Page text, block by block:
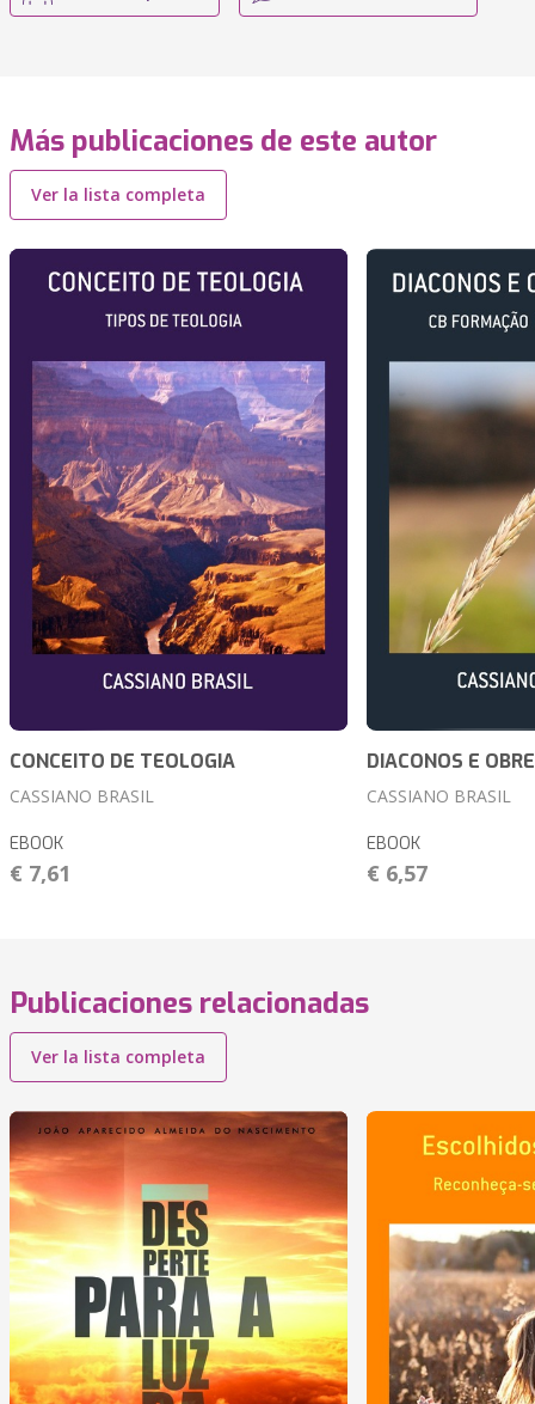
Más publicaciones de este autor
Ver la lista completa
CONCEITO DE TEOLOGIA
CASSIANO BRASIL
EBOOK
€ 7,61
DIACONOS E
CASSIANO BRASIL
EBOOK
€ 6,57
Publicaciones relacionadas
Ver la lista completa